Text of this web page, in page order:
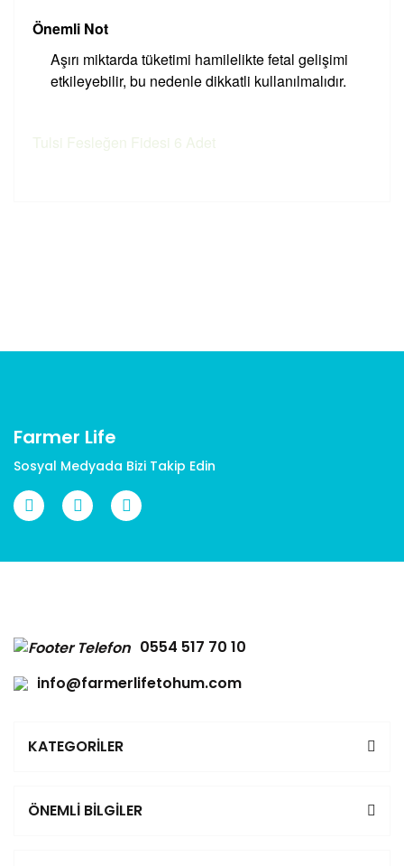
Önemli Not
Aşırı miktarda tüketimi hamilelikte fetal gelişimi
etkileyebilir, bu nedenle dikkatli kullanılmalıdır.
Tulsi Fesleğen Fidesi 6 Adet
Farmer Life
Sosyal Medyada Bizi Takip Edin
0554 517 70 10
info@farmerlifetohum.com
KATEGORİLER
ÖNEMLİ BİLGİLER